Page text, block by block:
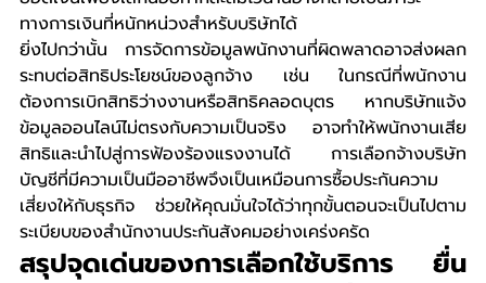
ทางการเงินที่หนักหน่วงสำหรับบริษัทได้
ยิ่งไปกว่านั้น การจัดการข้อมูลพนักงานที่ผิดพลาดอาจส่งผลก
ระทบต่อสิทธิประโยชน์ของลูกจ้าง เช่น ในกรณีที่พนักงาน
ต้องการเบิกสิทธิว่างงานหรือสิทธิคลอดบุตร หากบริษัทแจ้ง
ข้อมูลออนไลน์ไม่ตรงกับความเป็นจริง อาจทำให้พนักงานเสีย
สิทธิและนำไปสู่การฟ้องร้องแรงงานได้ การเลือกจ้างบริษัท
บัญชีที่มีความเป็นมืออาชีพจึงเป็นเหมือนการซื้อประกันความ
เสี่ยงให้กับธุรกิจ ช่วยให้คุณมั่นใจได้ว่าทุกขั้นตอนจะเป็นไปตาม
ระเบียบของสำนักงานประกันสังคมอย่างเคร่งครัด
สรุปจุดเด่นของการเลือกใช้บริการ ยื่น